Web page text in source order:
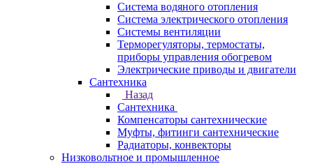
Система водяного отопления
Система электрического отопления
Системы вентиляции
Терморегуляторы, термостаты,
приборы управления обогревом
Электрические приводы и двигатели
Сантехника
Назад
Сантехника
Компенсаторы сантехнические
Муфты, фитинги сантехнические
Радиаторы, конвекторы
Низковольтное и промышленное